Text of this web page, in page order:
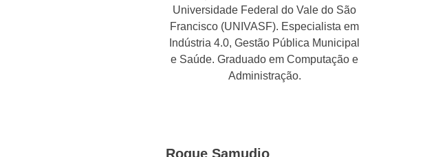
Universidade Federal do Vale do São
Francisco (UNIVASF). Especialista em
Indústria 4.0, Gestão Pública Municipal
e Saúde. Graduado em Computação e
Administração.
Roque Samudio